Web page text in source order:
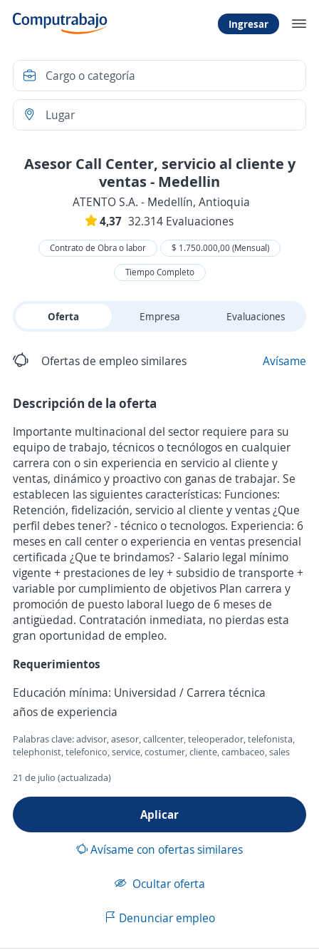
Ingresar
Asesor Call Center, servicio al cliente y
ventas - Medellin
ATENTO S.A. - Medellín, Antioquia
4,37 32.314 Evaluaciones
Contrato de Obra o labor
$ 1.750.000,00 (Mensual)
Tiempo Completo
Oferta Empresa Evaluaciones
Ofertas de empleo similares Avísame
Descripción de la oferta
Importante multinacional del sector requiere para su
equipo de trabajo, técnicos o tecnólogos en cualquier
carrera con o sin experiencia en servicio al cliente y
ventas, dinámico y proactivo con ganas de trabajar. Se
establecen las siguientes características: Funciones:
Retención, fidelización, servicio al cliente y ventas ¿Que
perfil debes tener? - técnico o tecnologos. Experiencia: 6
meses en call center o experiencia en ventas presencial
certificada ¿Que te brindamos? - Salario legal mínimo
vigente + prestaciones de ley + subsidio de transporte +
variable por cumplimiento de objetivos Plan carrera y
promoción de puesto laboral luego de 6 meses de
antigüedad. Contratación inmediata, no pierdas esta
gran oportunidad de empleo.
Requerimientos
Educación mínima: Universidad / Carrera técnica
años de experiencia
Palabras clave: advisor, asesor, callcenter, teleoperador, telefonista,
telephonist, telefonico, service, costumer, cliente, cambaceo, sales
21 de julio (actualizada)
Aplicar
Avísame con ofertas similares
Ocultar oferta
Denunciar empleo